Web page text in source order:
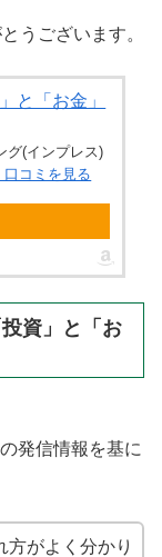
うございます。
と「お金」
グ(インプレス)
コミを見る
資」と「お
発信情報を基に
方がよく分かり